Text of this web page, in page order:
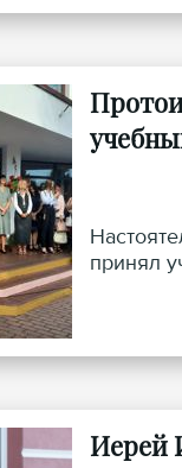
принял
Иерей